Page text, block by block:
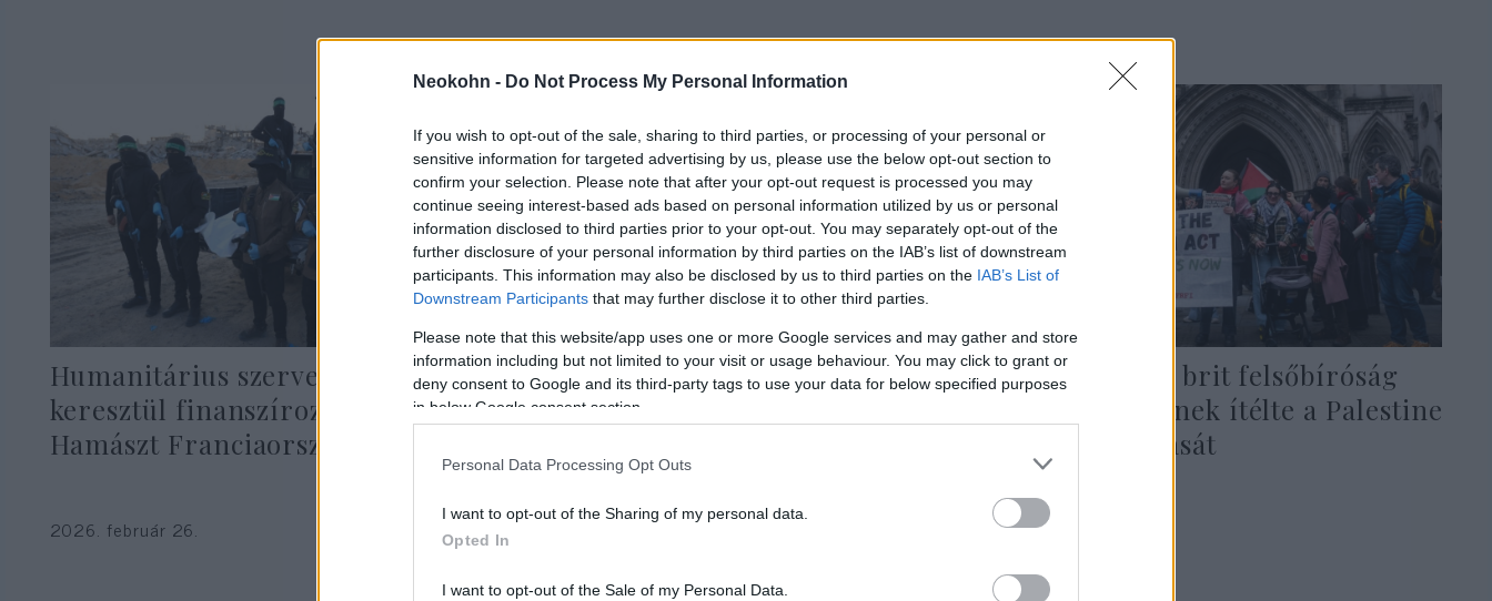
Neokohn - Do Not Process My Personal Information
If you wish to opt-out of the sale, sharing to third parties, or processing of your personal or
sensitive information for targeted advertising by us, please use the below opt-out section to
confirm your selection. Please note that after your opt-out request is processed you may
continue seeing interest-based ads based on personal information utilized by us or personal
information disclosed to third parties prior to your opt-out. You may separately opt-out of the
further disclosure of your personal information by third parties on the IAB’s list of downstream
participants. This information may also be disclosed by us to third parties on the IAB’s List of
Downstream Participants that may further disclose it to other third parties.
Please note that this website/app uses one or more Google services and may gather and store
information including but not limited to your visit or usage behaviour. You may click to grant or
deny consent to Google and its third-party tags to use your data for below specified purposes
in below Google consent section.
Personal Data Processing Opt Outs
I want to opt-out of the Sharing of my personal data.
Opted In
I want to opt-out of the Sale of my Personal Data.
Humanitárius szervezeteken
keresztül finanszírozták a
Hamászt Franciaországból
2026. február 26.
Az EU által is támogatott
Palesztin Hatóság 137 millió eurót
2026. február 26.
Elképesztő: a brit felsőbíróság
törvénytelennek ítélte a Palestine
Action betiltását
2026. február 14.